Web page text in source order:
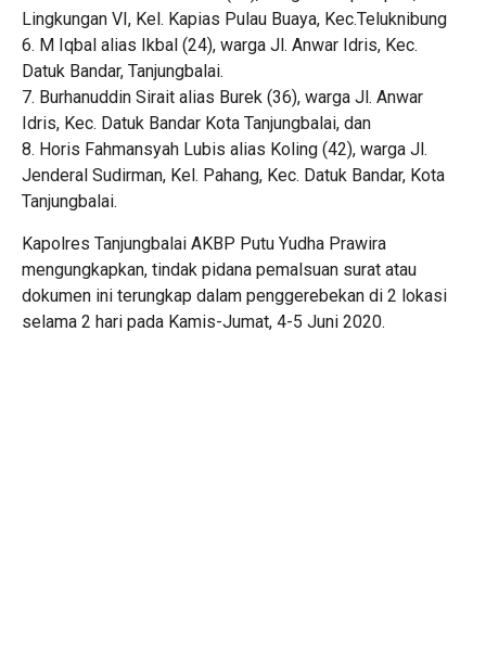
Lingkungan VI, Kel. Kapias Pulau Buaya, Kec.Teluknibung
6. M Iqbal alias Ikbal (24), warga Jl. Anwar Idris, Kec.
Datuk Bandar, Tanjungbalai.
7. Burhanuddin Sirait alias Burek (36), warga Jl. Anwar
Idris, Kec. Datuk Bandar Kota Tanjungbalai, dan
8. Horis Fahmansyah Lubis alias Koling (42), warga Jl.
Jenderal Sudirman, Kel. Pahang, Kec. Datuk Bandar, Kota
Tanjungbalai.
Kapolres Tanjungbalai AKBP Putu Yudha Prawira
mengungkapkan, tindak pidana pemalsuan surat atau
dokumen ini terungkap dalam penggerebekan di 2 lokasi
selama 2 hari pada Kamis-Jumat, 4-5 Juni 2020.